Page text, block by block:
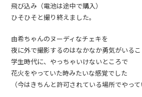
飛び込み（電池は途中で購入）
ひそひそと撮り終えました。
由希ちゃんのヌーディなチェキを
夜に外で撮影するのはなかなか勇気がいるこ
学生時代に、やっちゃいけないところで
花火をやっていた時みたいな感覚でした
（今はきちんと許可されている場所でやって